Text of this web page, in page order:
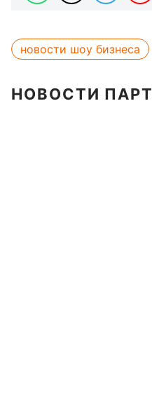
новости шоу бизнеса
НОВОСТИ